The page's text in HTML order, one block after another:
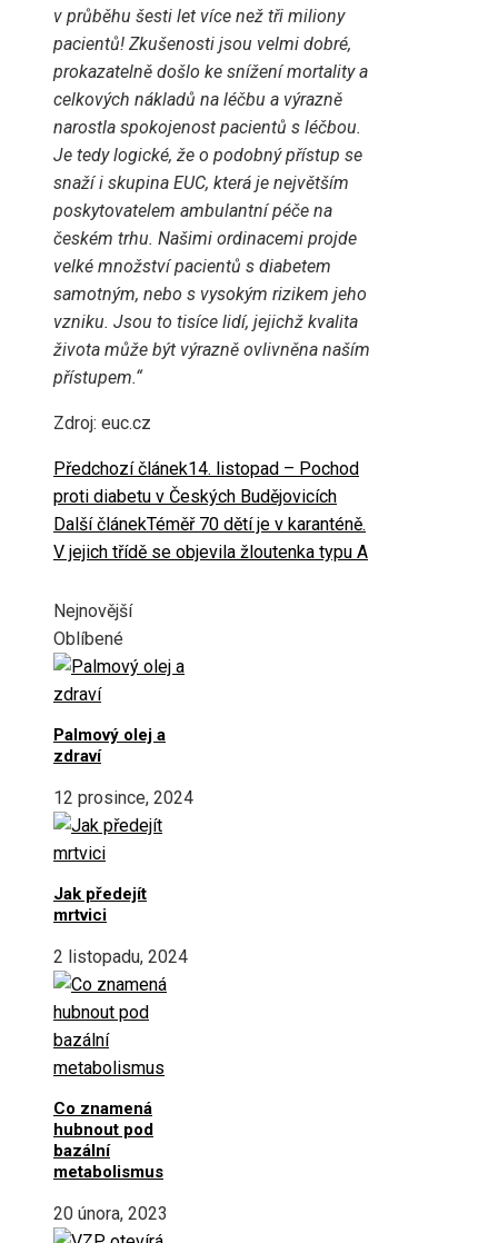
v průběhu šesti let více než tři miliony
pacientů! Zkušenosti jsou velmi dobré,
prokazatelně došlo ke snížení mortality a
celkových nákladů na léčbu a výrazně
narostla spokojenost pacientů s léčbou.
Je tedy logické, že o podobný přístup se
snaží i skupina EUC, která je největším
poskytovatelem ambulantní péče na
českém trhu. Našimi ordinacemi projde
velké množství pacientů s diabetem
samotným, nebo s vysokým rizikem jeho
vzniku. Jsou to tisíce lidí, jejichž kvalita
života může být výrazně ovlivněna naším
přístupem.“
Zdroj: euc.cz
Předchozí článek14. listopad – Pochod
proti diabetu v Českých Budějovicích
Další článekTéměř 70 dětí je v karanténě.
V jejich třídě se objevila žloutenka typu A
Nejnovější
Oblíbené
Palmový olej a
zdraví
12 prosince, 2024
Jak předejít
mrtvici
2 listopadu, 2024
Co znamená
hubnout pod
bazální
metabolismus
20 února, 2023